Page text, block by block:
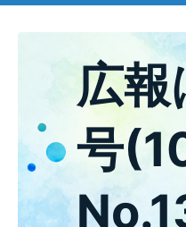
広
号